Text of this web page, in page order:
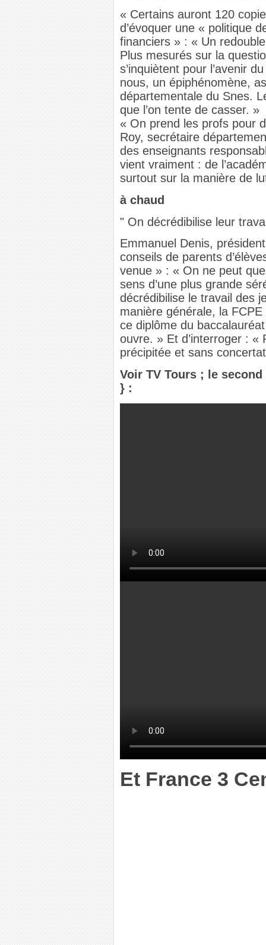
« Certains auront 120
d’évoquer une « politique
financiers » : « Un
Plus mesurés sur la
s’inquiètent pour l’avenir
nous, un épiphénomène,
départementale du Snes.
que l’on tente de casser. »
« On prend les profs pour
Roy, secrétaire
des enseignants
vient vraiment : de
surtout sur la manière de
à chaud
" On décrédibilise leur
Emmanuel Denis,
conseils de parents
venue » : « On ne peut
sens d’une plus grande
décrédibilise le travail des
manière générale, la FCPE
ce diplôme du
ouvre. » Et d’interroger : «
précipitée et sans
Voir TV Tours ; le
} :
Et France 3